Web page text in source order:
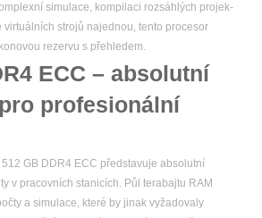
simulace, kompilaci rozsáhlých projek­
virtuálních strojů najednou, tento procesor
rezervu s přehledem.
ECC – absolutní
profesionální
GB DDR4 ECC představuje absolutní
v pracovních stanicích. Půl terabajtu RAM
a simulace, které by jinak vyžadovaly